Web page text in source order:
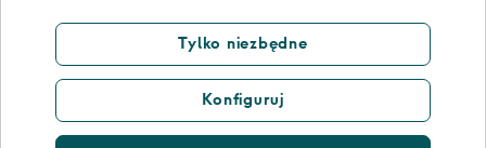
Tylko niezbędne
Konfiguruj